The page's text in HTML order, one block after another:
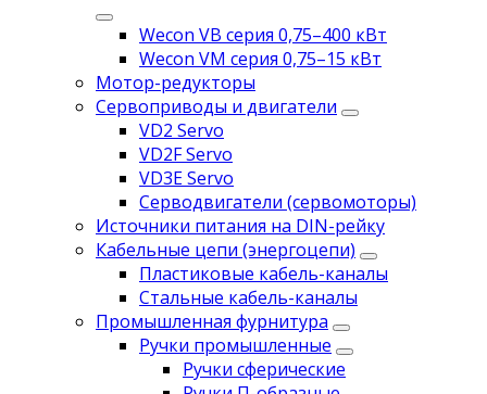
Wecon VB серия 0,75–400 кВт
Wecon VM серия 0,75–15 кВт
Мотор-редукторы
Сервоприводы и двигатели
VD2 Servo
VD2F Servo
VD3E Servo
Серводвигатели (сервомоторы)
Источники питания на DIN-рейку
Кабельные цепи (энергоцепи)
Пластиковые кабель-каналы
Стальные кабель-каналы
Промышленная фурнитура
Ручки промышленные
Ручки сферические